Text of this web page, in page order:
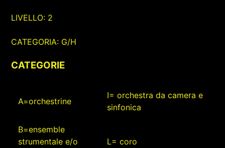
LIVELLO: 2
CATEGORIA: G/H
CATEGORIE
A=orchestrine
I= orchestra da camera e
sinfonica
B=ensemble
strumentale e/o
L= coro